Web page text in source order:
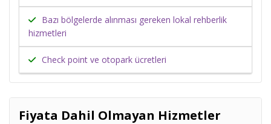
Bazı bölgelerde alınması gereken lokal rehberlik
hizmetleri
Check point ve otopark ücretleri​
Fiyata Dahil Olmayan Hizmetler